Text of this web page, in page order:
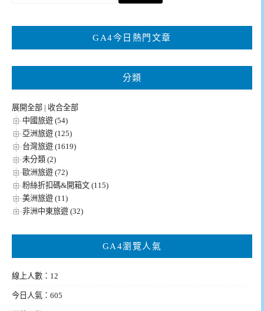
鍵
GA4今日熱門文章
分類
展開全部 | 收合全部
中國旅遊 (54)
亞洲旅遊 (125)
台灣旅遊 (1619)
未分類 (2)
歐洲旅遊 (72)
粉絲折扣碼&開箱文 (115)
美洲旅遊 (11)
非洲中東旅遊 (32)
GA4瀏覽人氣
線上人數：12
今日人氣：605